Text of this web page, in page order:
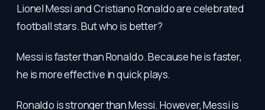
Lionel Messi and Cristiano Ronaldo are celebrated
football stars. But who is better?
Messi is faster than Ronaldo. Because he is faster,
he is more effective in quick plays.
Ronaldo is stronger than Messi. However, Messi is